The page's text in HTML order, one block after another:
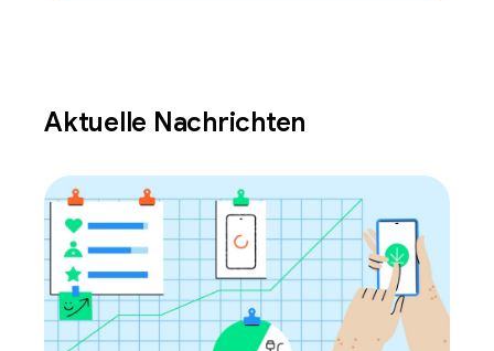
Aktuelle Nachrichten